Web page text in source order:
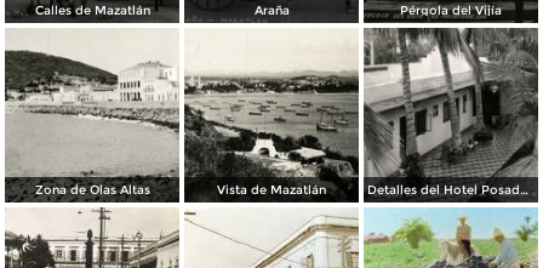
Calles de Mazatlán Araña Pérgola del Vijía
Zona de Olas Altas Vista de Mazatlán Detalles del Hotel Posada Colonial